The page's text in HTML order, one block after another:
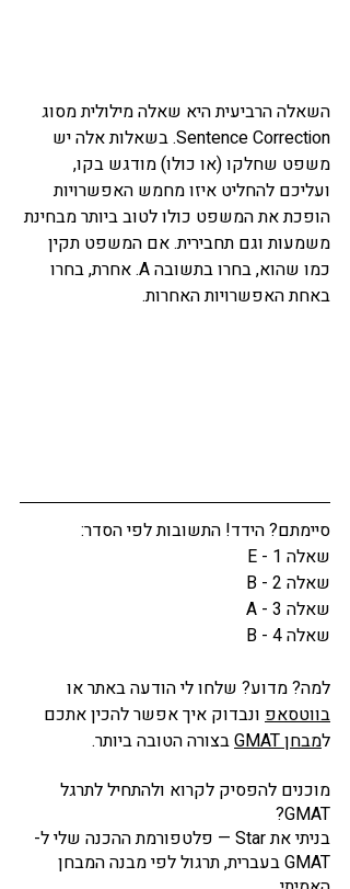
השאלה הרביעית היא שאלה מילולית מסוג
Sentence Correction. בשאלות אלה יש
משפט שחלקו (או כולו) מודגש בקו,
ועליכם להחליט איזו מחמש האפשרויות
הופכת את המשפט כולו לטוב ביותר מבחינת
משמעות וגם תחבירית. אם המשפט תקין
כמו שהוא, בחרו בתשובה A. אחרת, בחרו
באחת האפשרויות האחרות.
סיימתם? הידד! התשובות לפי הסדר:
שאלה 1 - E
שאלה 2 - B
שאלה 3 - A
שאלה 4 - B
למה? מדוע? שלחו לי הודעה באתר או
בווטסאפ ונבדוק איך אפשר להכין אתכם
למבחן GMAT
בצורה הטובה ביותר.
מוכנים להפסיק לקרוא ולהתחיל לתרגל
GMAT?
בניתי את Star — פלטפורמת ההכנה שלי ל-
GMAT בעברית, תרגול לפי מבנה המבחן